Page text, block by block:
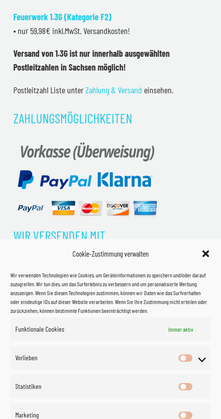
Cookie-Zustimmung verwalten
Wir verwenden Technologien wie Cookies, um Geräteinformationen zu speichern und/oder darauf
zuzugreifen. Wir tun dies, um das Surferlebnis zu verbessern und um personalisierte Werbung
anzuzeigen. Wenn Sie diesen Technologien zustimmen, können wir Daten wie das Surfverhalten
oder eindeutige IDs auf dieser Website verarbeiten. Wenn Sie Ihre Zustimmung nicht erteilen oder
zurückziehen, können bestimmte Funktionen beeinträchtigt werden.
Funktionale Cookies Immer aktiv
Vorlieben
Vorlieben
Statistiken
Marketing
Feuerwerk 1.3G (Kategorie F2)
• nur 59,98€ inkl.MwSt. Versandkosten!
Versand von 1.3G ist nur innerhalb ausgewählten
Postleitzahlen in Sachsen möglich!
Postleitzahl Liste unterZahlung & Versand einsehen.
ZAHLUNGSMÖGLICHKEITEN
WIR VERSENDEN MIT